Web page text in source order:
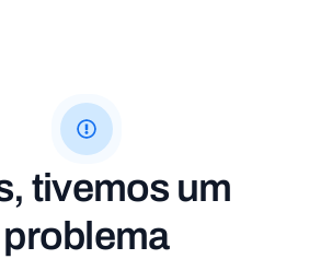
tivemos um
problema